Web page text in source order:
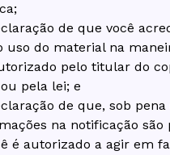
de que você
uso do material na
pelo titular do
pela lei; e
de que, sob
na notificação são
é autorizado a agir em